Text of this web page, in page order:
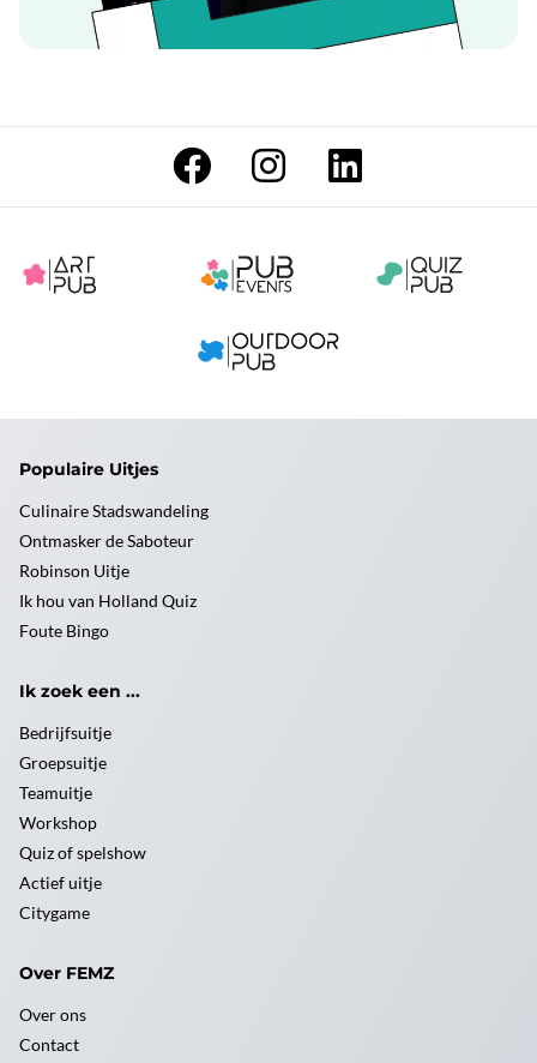
Populaire Uitjes
Culinaire Stadswandeling
Ontmasker de Saboteur
Robinson Uitje
Ik hou van Holland Quiz
Foute Bingo
Ik zoek een ...
Bedrijfsuitje
Groepsuitje
Teamuitje
Workshop
Quiz of spelshow
Actief uitje
Citygame
Over FEMZ
Over ons
Contact